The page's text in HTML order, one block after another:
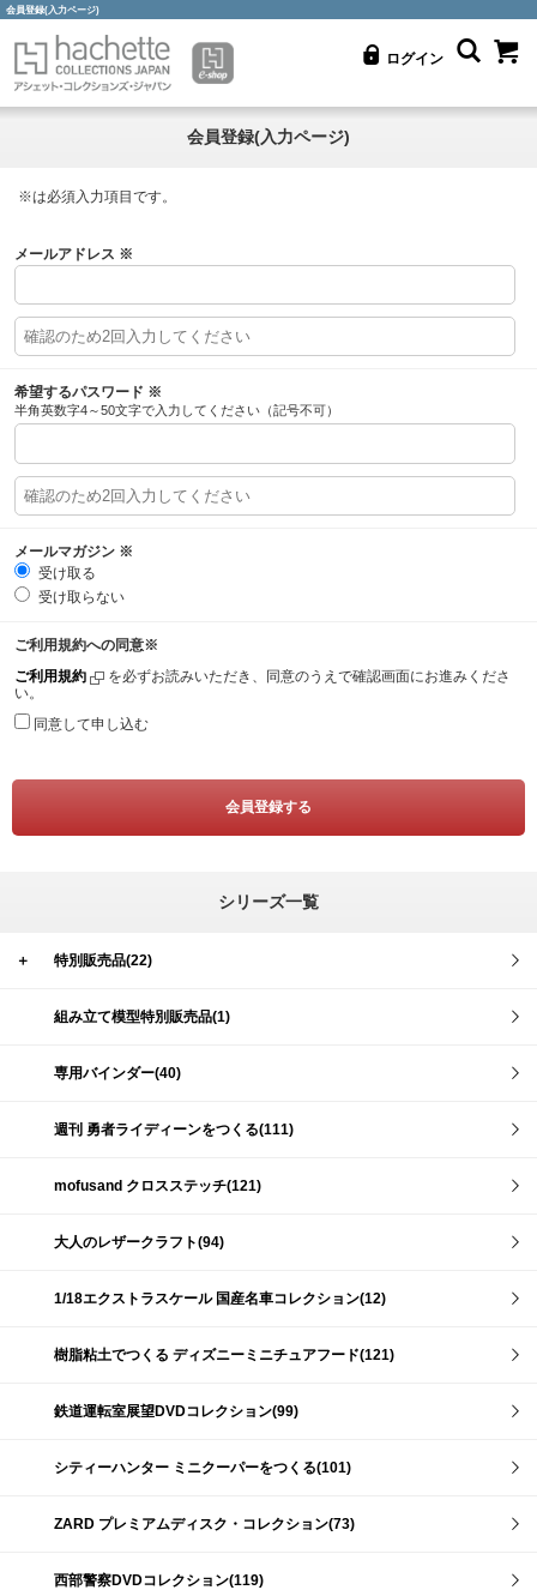
会員登録(入力ページ)
ログイン
会員登録(入力ページ)
※は必須入力項目です。
メールアドレス ※
希望するパスワード ※
半角英数字4～50文字で入力してください（記号不可）
メールマガジン ※
受け取る
受け取らない
ご利用規約への同意※
ご利用規約
を必ずお読みいただき、同意のうえで確認画面にお進みくださ
い。
同意して申し込む
シリーズ一覧
＋ 特別販売品(22)
組み立て模型特別販売品(1)
専用バインダー(40)
週刊 勇者ライディーンをつくる(111)
mofusand クロスステッチ(121)
大人のレザークラフト(94)
1/18エクストラスケール 国産名車コレクション(12)
樹脂粘土でつくる ディズニーミニチュアフード(121)
鉄道運転室展望DVDコレクション(99)
シティーハンター ミニクーパーをつくる(101)
ZARD プレミアムディスク・コレクション(73)
西部警察DVDコレクション(119)